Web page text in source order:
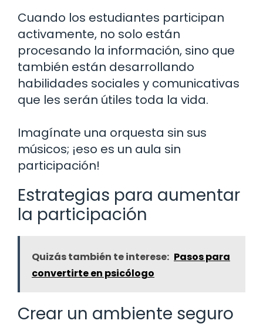
Cuando los estudiantes participan
activamente, no solo están
procesando la información, sino que
también están desarrollando
habilidades sociales y comunicativas
que les serán útiles toda la vida.
Imagínate una orquesta sin sus
músicos; ¡eso es un aula sin
participación!
Estrategias para aumentar
la participación
Quizás también te interese: Pasos para
convertirte en psicólogo
Crear un ambiente seguro